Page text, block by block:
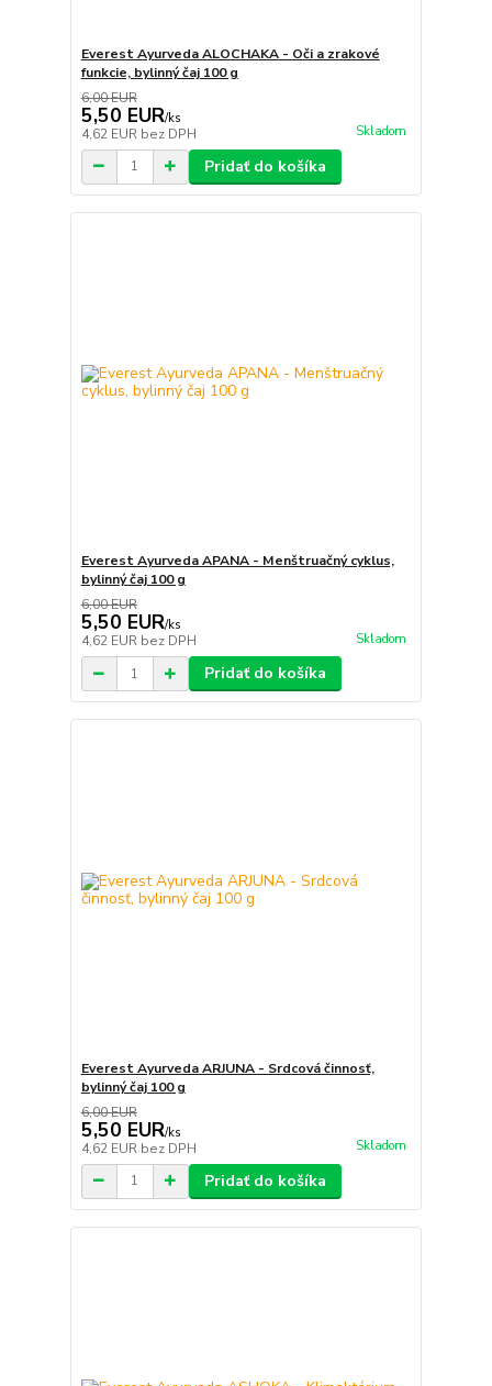
Everest Ayurveda ALOCHAKA - Oči a zrakové
funkcie, bylinný čaj 100 g
6,00 EUR
5,50 EUR/ks
4,62 EUR bez DPH Skladom
Pridať do košíka
Everest Ayurveda APANA - Menštruačný cyklus,
bylinný čaj 100 g
6,00 EUR
5,50 EUR/ks
4,62 EUR bez DPH Skladom
Pridať do košíka
Everest Ayurveda ARJUNA - Srdcová činnosť,
bylinný čaj 100 g
6,00 EUR
5,50 EUR/ks
4,62 EUR bez DPH Skladom
Pridať do košíka